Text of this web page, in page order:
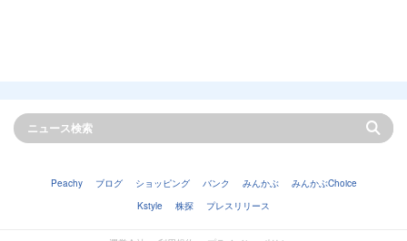
Peachy ブログ ショッピング バンク みんかぶ
みんかぶChoice
Kstyle
株探 プレスリリース